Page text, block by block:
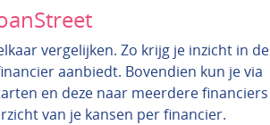
vergelijken. Zo krijg je inzicht in de
aanbiedt. Bovendien kun je via
en deze naar meerdere financiers
van je kansen per financier.